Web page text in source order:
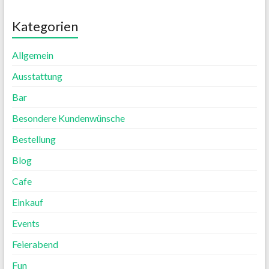
Kategorien
Allgemein
Ausstattung
Bar
Besondere Kundenwünsche
Bestellung
Blog
Cafe
Einkauf
Events
Feierabend
Fun